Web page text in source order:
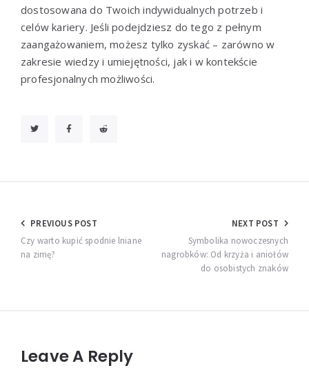
dostosowana do Twoich indywidualnych potrzeb i
celów kariery. Jeśli podejdziesz do tego z pełnym
zaangażowaniem, możesz tylko zyskać – zarówno w
zakresie wiedzy i umiejętności, jak i w kontekście
profesjonalnych możliwości.
Nawigacja
wpisu
PREVIOUS POST
Czy warto kupić spodnie lniane
na zimę?
NEXT POST
Symbolika nowoczesnych
nagrobków: Od krzyża i aniołów
do osobistych znaków
Leave A Reply